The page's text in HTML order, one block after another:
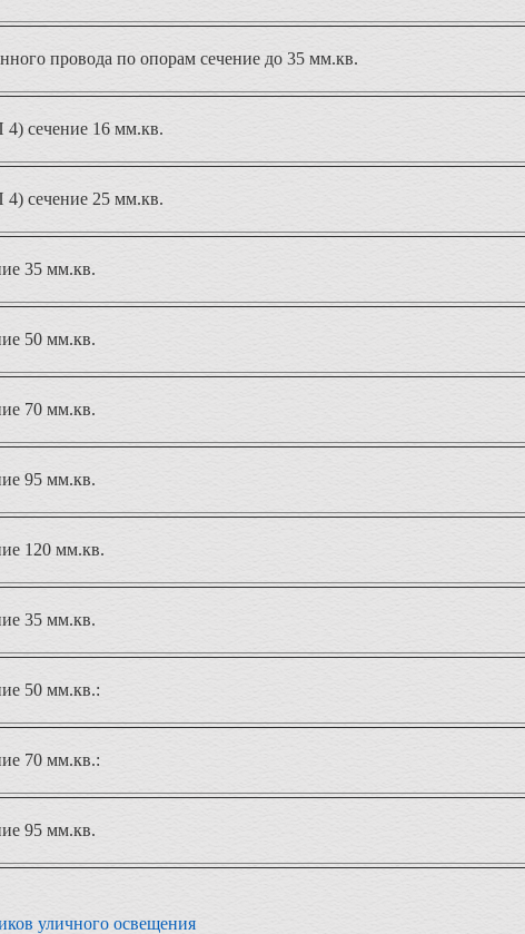
провода по опорам сечение до 35 мм.кв.
сечение 16 мм.кв.
сечение 25 мм.кв.
35 мм.кв.
50 мм.кв.
70 мм.кв.
95 мм.кв.
120 мм.кв.
35 мм.кв.
50 мм.кв.:
70 мм.кв.:
95 мм.кв.
уличного освещения